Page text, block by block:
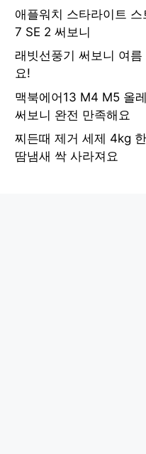
애플워치 스타라이트
7 SE 2 써보니
래빗선풍기 써보니 여름
요!
맥북에어13 M4 M5 올
써보니 완전 만족해요
찌든때 제거 세제 4kg
땀냄새 싹 사라져요